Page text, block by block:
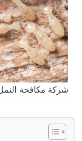
شركة مكافحة